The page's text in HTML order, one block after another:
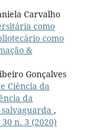
Carvalho
como
como
&
Gonçalves
Ciência da
da
,
n. 3 (2020)